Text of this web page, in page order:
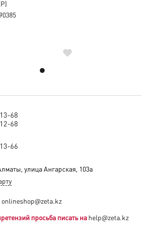
68
68
66
улица Ангарская, 103а​
onlineshop@zeta.kz
просьба писать на help@zeta.kz